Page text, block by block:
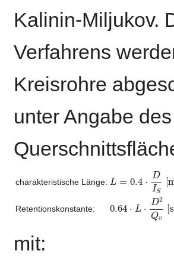
Kalinin-Miljukov.
Verfahrens
Kreisrohre
unter Angabe
charakteristische Länge:
L 0.4 D S [m]
Retentionskonstante: 0.64 L⋅ 2Qv
mit: